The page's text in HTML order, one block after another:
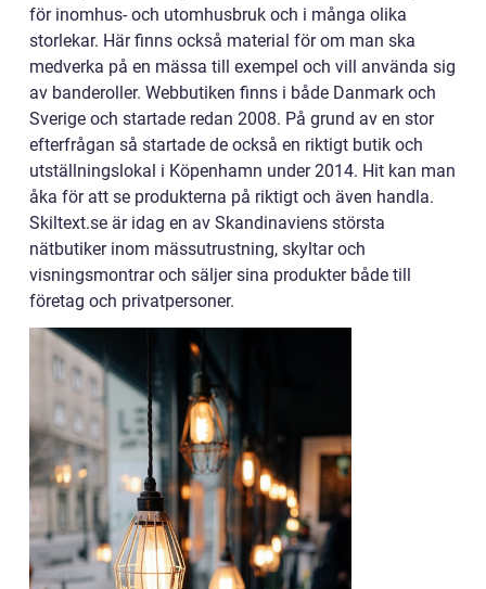
för inomhus- och utomhusbruk och i många olika
storlekar. Här finns också material för om man ska
medverka på en mässa till exempel och vill använda sig
av banderoller. Webbutiken finns i både Danmark och
Sverige och startade redan 2008. På grund av en stor
efterfrågan så startade de också en riktigt butik och
utställningslokal i Köpenhamn under 2014. Hit kan man
åka för att se produkterna på riktigt och även handla.
Skiltext.se är idag en av Skandinaviens största
nätbutiker inom mässutrustning, skyltar och
visningsmontrar och säljer sina produkter både till
företag och privatpersoner.